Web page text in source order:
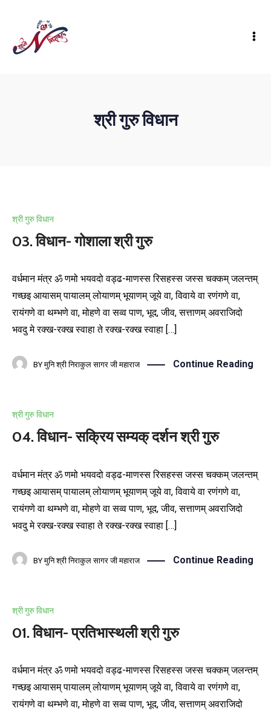
श्री गुरु विधान
श्री गुरु विधान
03. विधान- गोशाला श्री गुरु
वर्धमान मंत्र ॐ णमो भयवदो वड्ढ-माणस्स रिसहस्स जस्स चक्कम् जलन्तम्
गच्छइ आयासम् पायालम् लोयाणम् भूयाणम् जूये वा, विवाये वा रणंगणे वा,
रायंगणे वा थम्भणे वा, मोहणे वा सव्व पाण, भूद, जीव, सत्ताणम् अवराजिदो
भवदु मे रक्ख-रक्ख स्वाहा ते रक्ख-रक्ख स्वाहा […]
BY मुनि श्री निराकुल सागर जी महाराज Continue Reading
श्री गुरु विधान
04. विधान- सक्रिय सम्यक् दर्शन श्री गुरु
वर्धमान मंत्र ॐ णमो भयवदो वड्ढ-माणस्स रिसहस्स जस्स चक्कम् जलन्तम्
गच्छइ आयासम् पायालम् लोयाणम् भूयाणम् जूये वा, विवाये वा रणंगणे वा,
रायंगणे वा थम्भणे वा, मोहणे वा सव्व पाण, भूद, जीव, सत्ताणम् अवराजिदो
भवदु मे रक्ख-रक्ख स्वाहा ते रक्ख-रक्ख स्वाहा […]
BY मुनि श्री निराकुल सागर जी महाराज Continue Reading
श्री गुरु विधान
01. विधान- प्रतिभास्थली श्री गुरु
वर्धमान मंत्र ॐ णमो भयवदो वड्ढ-माणस्स रिसहस्स जस्स चक्कम् जलन्तम्
गच्छइ आयासम् पायालम् लोयाणम् भूयाणम् जूये वा, विवाये वा रणंगणे वा,
रायंगणे वा थम्भणे वा, मोहणे वा सव्व पाण, भूद, जीव, सत्ताणम् अवराजिदो